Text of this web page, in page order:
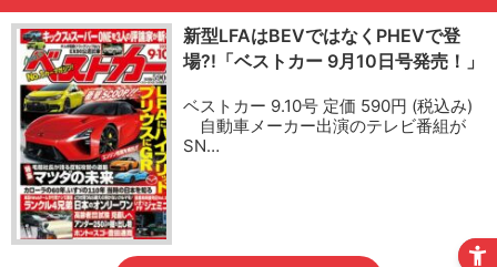
新型LFAはBEVではなくPHEVで登
場?!「ベストカー 9月10日号発売！」
ベストカー 9.10号 定価 590円 (税込み)
自動車メーカー出演のテレビ番組が
SN…